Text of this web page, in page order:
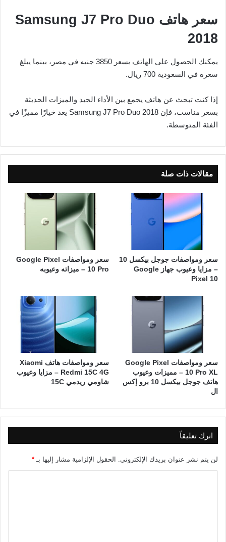
سعر هاتف Samsung J7 Pro Duo
2018
يمكنك الحصول على الهاتف بسعر 3850 جنيه في مصر، بينما يبلغ
سعره في السعودية 700 ريال.
إذا كنت تبحث عن هاتف يجمع بين الأداء الجيد والميزات الحديثة
بسعر مناسب، فإن Samsung J7 Pro Duo 2018 يعد خيارًا مميزًا في
الفئة المتوسطة.
مقالات ذات صلة
سعر ومواصفات جوجل بيكسل 10
– مزايا وعيوب جهاز Google
Pixel 10
سعر ومواصفات Google Pixel
10 Pro – ميزاته وعيوبه
سعر ومواصفات Google Pixel
10 Pro XL – مميزات وعيوب
هاتف جوجل بيكسل 10 برو إكس
ال
سعر ومواصفات هاتف Xiaomi
Redmi 15C 4G – مزايا وعيوب
شاومي ريدمي 15C
اترك تعليقاً
لن يتم نشر عنوان بريدك الإلكتروني. الحقول الإلزامية مشار إليها بـ *